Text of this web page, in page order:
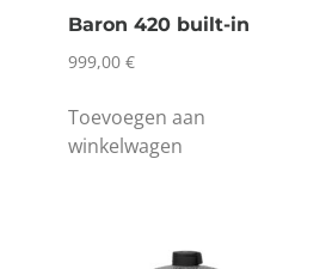
Baron 420 built-in
999,00€
Toevoegen aan
winkelwagen